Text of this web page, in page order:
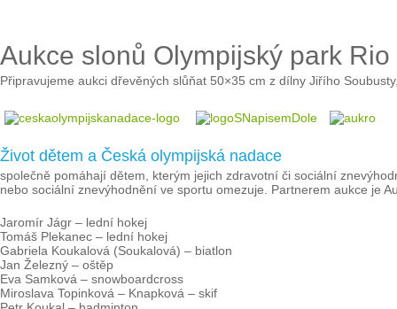
Aukce slonů Olympijský park Rio
Připravujeme aukci dřevěných slůňat 50×35 cm z dílny Jiřího
Život dětem a Česká olympijská nadace
společně pomáhají dětem, kterým jejich zdravotní či sociální
nebo sociální znevýhodnění ve sportu omezuje. Partnerem aukce je
Jaromír Jágr – lední hokej
Tomáš Plekanec – lední hokej
Gabriela Koukalová (Soukalová) – biatlon
Jan Železný – oštěp
Eva Samková – snowboardcross
Miroslava Topinková – Knapková – skif